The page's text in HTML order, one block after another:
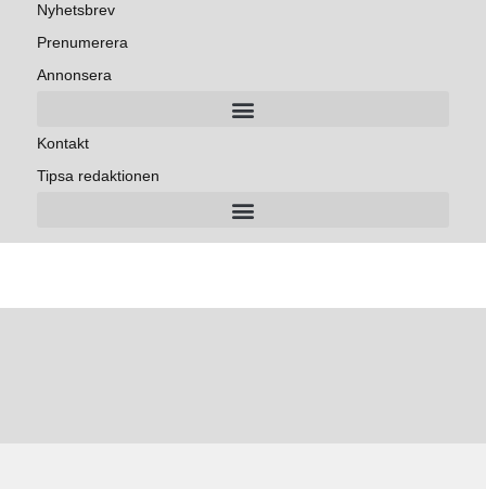
Nyhetsbrev
Prenumerera
Annonsera
Kontakt
Tipsa redaktionen